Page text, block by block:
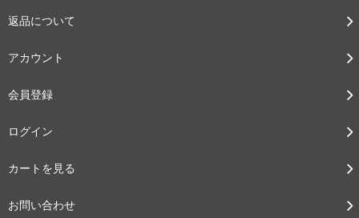
返品について
アカウント
会員登録
ログイン
カートを見る
お問い合わせ